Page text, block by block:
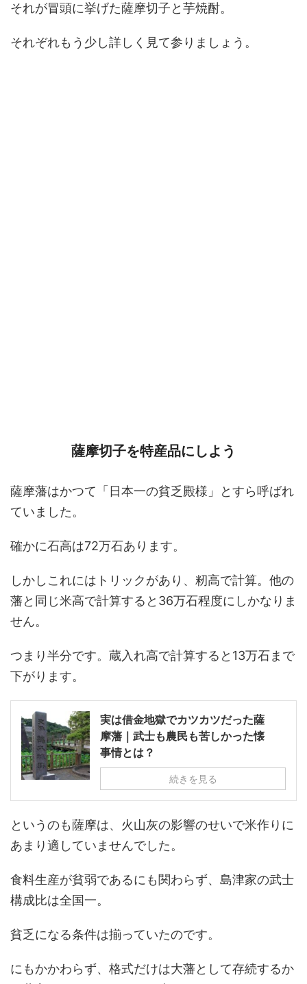
それが冒頭に挙げた薩摩切子と芋焼酎。
それぞれもう少し詳しく見て参りましょう。
薩摩切子を特産品にしよう
薩摩藩はかつて「日本一の貧乏殿様」とすら呼ばれ
ていました。
確かに石高は72万石あります。
しかしこれにはトリックがあり、籾高で計算。他の
藩と同じ米高で計算すると36万石程度にしかなりま
せん。
つまり半分です。蔵入れ高で計算すると13万石まで
下がります。
実は借金地獄でカツカツだった薩
摩藩｜武士も農民も苦しかった懐
事情とは？
続きを見る
というのも薩摩は、火山灰の影響のせいで米作りに
あまり適していませんでした。
食料生産が貧弱であるにも関わらず、島津家の武士
構成比は全国一。
貧乏になる条件は揃っていたのです。
にもかかわらず、格式だけは大藩として存続するか